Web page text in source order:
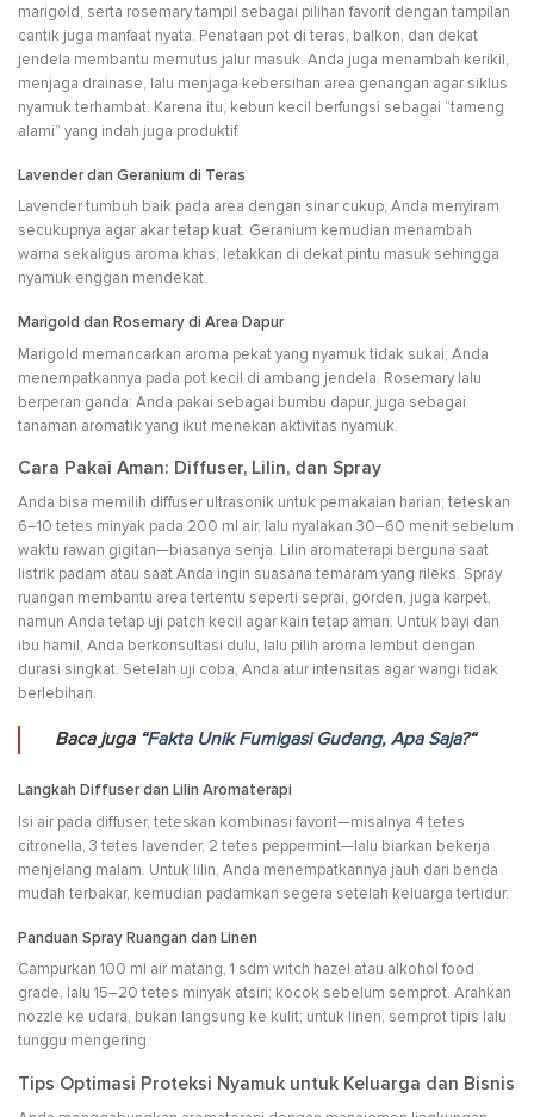
marigold, serta rosemary tampil sebagai pilihan favorit dengan tampilan
cantik juga manfaat nyata. Penataan pot di teras, balkon, dan dekat
jendela membantu memutus jalur masuk. Anda juga menambah kerikil,
menjaga drainase, lalu menjaga kebersihan area genangan agar siklus
nyamuk terhambat. Karena itu, kebun kecil berfungsi sebagai “tameng
alami” yang indah juga produktif.
Lavender dan Geranium di Teras
Lavender tumbuh baik pada area dengan sinar cukup; Anda menyiram
secukupnya agar akar tetap kuat. Geranium kemudian menambah
warna sekaligus aroma khas; letakkan di dekat pintu masuk sehingga
nyamuk enggan mendekat.
Marigold dan Rosemary di Area Dapur
Marigold memancarkan aroma pekat yang nyamuk tidak sukai; Anda
menempatkannya pada pot kecil di ambang jendela. Rosemary lalu
berperan ganda: Anda pakai sebagai bumbu dapur, juga sebagai
tanaman aromatik yang ikut menekan aktivitas nyamuk.
Cara Pakai Aman: Diffuser, Lilin, dan Spray
Anda bisa memilih diffuser ultrasonik untuk pemakaian harian; teteskan
6–10 tetes minyak pada 200 ml air, lalu nyalakan 30–60 menit sebelum
waktu rawan gigitan—biasanya senja. Lilin aromaterapi berguna saat
listrik padam atau saat Anda ingin suasana temaram yang rileks. Spray
ruangan membantu area tertentu seperti seprai, gorden, juga karpet,
namun Anda tetap uji patch kecil agar kain tetap aman. Untuk bayi dan
ibu hamil, Anda berkonsultasi dulu, lalu pilih aroma lembut dengan
durasi singkat. Setelah uji coba, Anda atur intensitas agar wangi tidak
berlebihan.
Baca juga “Fakta Unik Fumigasi Gudang, Apa Saja?“
Langkah Diffuser dan Lilin Aromaterapi
Isi air pada diffuser, teteskan kombinasi favorit—misalnya 4 tetes
citronella, 3 tetes lavender, 2 tetes peppermint—lalu biarkan bekerja
menjelang malam. Untuk lilin, Anda menempatkannya jauh dari benda
mudah terbakar, kemudian padamkan segera setelah keluarga tertidur.
Panduan Spray Ruangan dan Linen
Campurkan 100 ml air matang, 1 sdm witch hazel atau alkohol food
grade, lalu 15–20 tetes minyak atsiri; kocok sebelum semprot. Arahkan
nozzle ke udara, bukan langsung ke kulit; untuk linen, semprot tipis lalu
tunggu mengering.
Tips Optimasi Proteksi Nyamuk untuk Keluarga dan Bisnis